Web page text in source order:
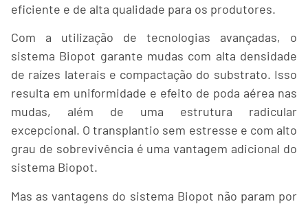
eficiente e de alta qualidade para os produtores.
Com a utilização de tecnologias avançadas, o
sistema Biopot garante mudas com alta densidade
de raízes laterais e compactação do substrato. Isso
resulta em uniformidade e efeito de poda aérea nas
mudas, além de uma estrutura radicular
excepcional. O transplantio sem estresse e com alto
grau de sobrevivência é uma vantagem adicional do
sistema Biopot.
Mas as vantagens do sistema Biopot não param por